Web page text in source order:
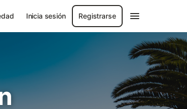
Inicia sesión Registrarse